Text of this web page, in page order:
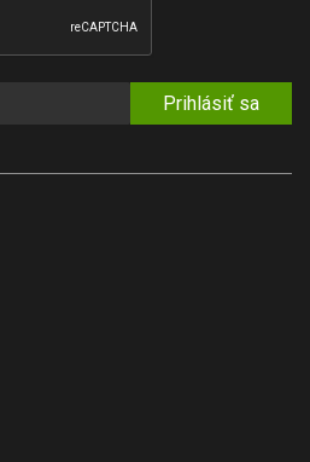
Prihlásiť sa